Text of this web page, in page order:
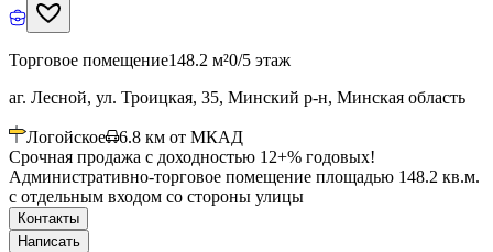
Торговое помещение148.2 м²0/5 этаж
аг. Лесной, ул. Троицкая, 35, Минский р-н, Минская область
Логойское 6.8 км от МКАД
Срочная продажа с доходностью 12+% годовых!
Административно-торговое помещение площадью 148.2 кв.м.
с отдельным входом со стороны улицы
Контакты
Написать